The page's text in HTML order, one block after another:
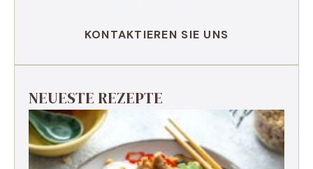
KONTAKTIEREN SIE UNS
NEUESTE REZEPTE